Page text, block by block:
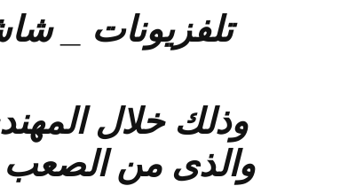
تلفزيونات _
وذلك خلال
والذى من الصعب